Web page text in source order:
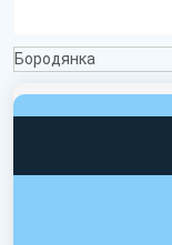
Бородянка